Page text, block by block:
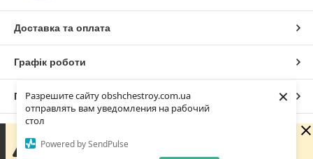
Разрешите сайту obshchestroy.com.ua
отправлять вам уведомления на рабочий
стол
Powered by SendPulse
×
Доставка та оплата
Графік роботи
Повна версія сайту
замовлення та повідомлення, оскільки за її графіком